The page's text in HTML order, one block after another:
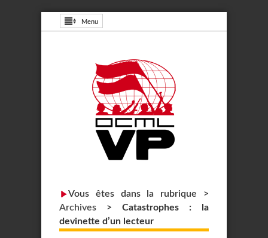
Menu
Vous êtes dans la rubrique >
Archives > Catastrophes : la
devinette d’un lecteur